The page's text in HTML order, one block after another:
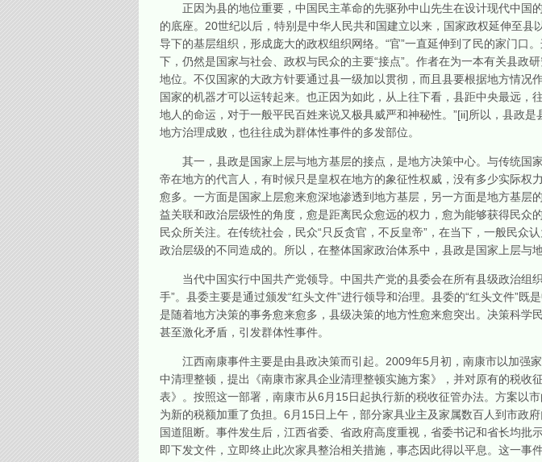
正因为县的地位重要，中国民主革命的先驱孙中山先生在设计现代中国
的底座。20世纪以后，特别是中华人民共和国建立以来，国家政权延伸至
导下的基层组织，形成庞大的政权组织网络。“官”一直延伸到了民的家门口
下，仍然是国家与社会、政权与民众的主要“接点”。作者在为一本有关县政
地位。不仅国家的大政方针要通过县一级加以贯彻，而且县要根据地方情
国家的机器才可以运转起来。也正因为如此，从上往下看，县距中央最远
地人的命运，对于一般平民百姓来说又极具威严和神秘性。”[ii]所以，县政
地方治理成败，也往往成为群体性事件的多发部位。
其一，县政是国家上层与地方基层的接点，是地方决策中心。与传统国
帝在地方的代言人，有时候只是皇权在地方的象征性权威，没有多少实际
愈多。一方面是国家上层愈来愈深地渗透到地方基层，另一方面是地方基层
益关联和政治层级性的角度，愈是距离民众愈远的权力，愈为能够获得民
民众所关注。在传统社会，民众“只反贪官，不反皇帝”，在当下，一般民众
政治层级的不同造成的。所以，在整体国家政治体系中，县政是国家上层与
当代中国实行中国共产党领导。中国共产党的县委会在所有县级政治组
手”。县委主要是通过颁发“红头文件”进行领导和治理。县委的“红头文件”
是随着地方决策的事务愈来愈多，县级决策的地方性愈来愈突出。决策科学
甚至激化矛盾，引发群体性事件。
江西南康事件主要是由县政决策而引起。2009年5月初，南康市以加强
中清理整顿，提出《南康市家具企业清理整顿实施方案》，并对原有的税
表》。按照这一部署，南康市从6月15日起执行新的税收征管办法。方案以
为新的税额加重了负担。6月15日上午，部分家具业主及家属数百人到市政
国道阻断。事件发生后，江西省委、省政府高度重视，省委书记和省长均
即下发文件，立即终止此次家具整治相关措施，事态因此得以平息。这一事